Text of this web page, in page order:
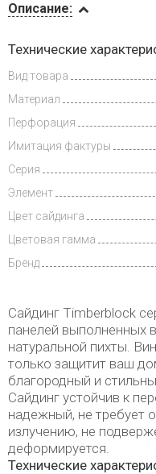
Доставка
и оплата
Описание:
Технические
Вид товара
Материал
Перфорация
Имитация фактуры
Серия
Элемент
Цвет сайдинга
Цветовая гамма
Бренд
Сайдинг Timberblock
панелей выполненных
натуральной пихты.
только защитит ваш
благородный и
Сайдинг устойчив к
надежный, не требует
излучению, не
деформируется.
Технические